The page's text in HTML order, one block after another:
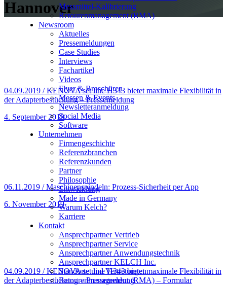
Messmittel-Kalibrierung
Retourenmanagement (RMA)
Newsroom
Aktuelles
Pressemeldungen
Case Studies
Interviews
Fachartikel
Videos
Flyer & Broschüren
Messen & Events
Newsletteranmeldung
Social Media
Software
Unternehmen
Firmengeschichte
Referenzbranchen
Referenzkunden
Partner
Philosophie
Entwicklung
Made in Germany
Warum Kelch?
Karriere
Kontakt
Ansprechpartner Vertrieb
Ansprechpartner Service
Ansprechpartner Anwendungstechnik
Ansprechpartner KELCH Inc.
Standorte und Vertretungen
Retourenmanagement (RMA) – Formular
Hannover
04.09.2019 / KENOVA set line H343 bietet maximale Flexibilität in
der Adapterbestückung – Pressemeldung
4. September 2019
06.11.2019 / Maschinenspindeln: Prozess-Sicherheit per App
6. November 2019
04.09.2019 / KENOVA set line H343 bietet maximale Flexibilität in
der Adapterbestückung – Pressemeldung